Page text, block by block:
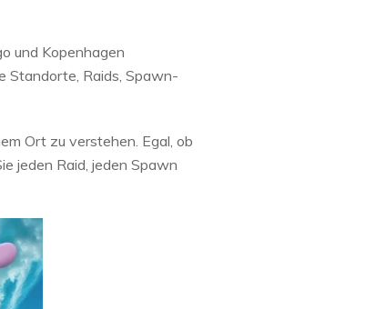
und Kopenhagen
Standorte, Raids, Spawn-
Ort zu verstehen. Egal, ob
jeden Raid, jeden Spawn